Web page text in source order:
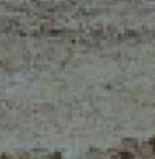
PODNOŚNIKI
TELESKOPOWE O
ŚREDNIEJ WYDAJNOŚCI
PODNOŚNIKI
TELESKOPOWE O
WYSOKIEJ WYDAJNOŚCI
STABILIZOWANE
PODNOŚNIKI
TELESKOPOWE
ŁADOWARKI
TELESKOPOWE OBROTOWE
CIĄGNIK TELESKOPOWY
CINGO TRANSPORTER